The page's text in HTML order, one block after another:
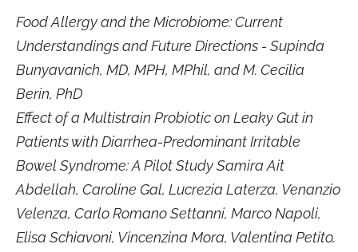
Food Allergy and the Microbiome: Current
Understandings and Future Directions - Supinda
Bunyavanich, MD, MPH, MPhil, and M. Cecilia
Berin, PhD
Effect of a Multistrain Probiotic on Leaky Gut in
Patients with Diarrhea-Predominant Irritable
Bowel Syndrome: A Pilot Study Samira Ait
Abdellah, Caroline Gal, Lucrezia Laterza, Venanzio
Velenza, Carlo Romano Settanni, Marco Napoli,
Elisa Schiavoni, Vincenzina Mora, Valentina Petito,